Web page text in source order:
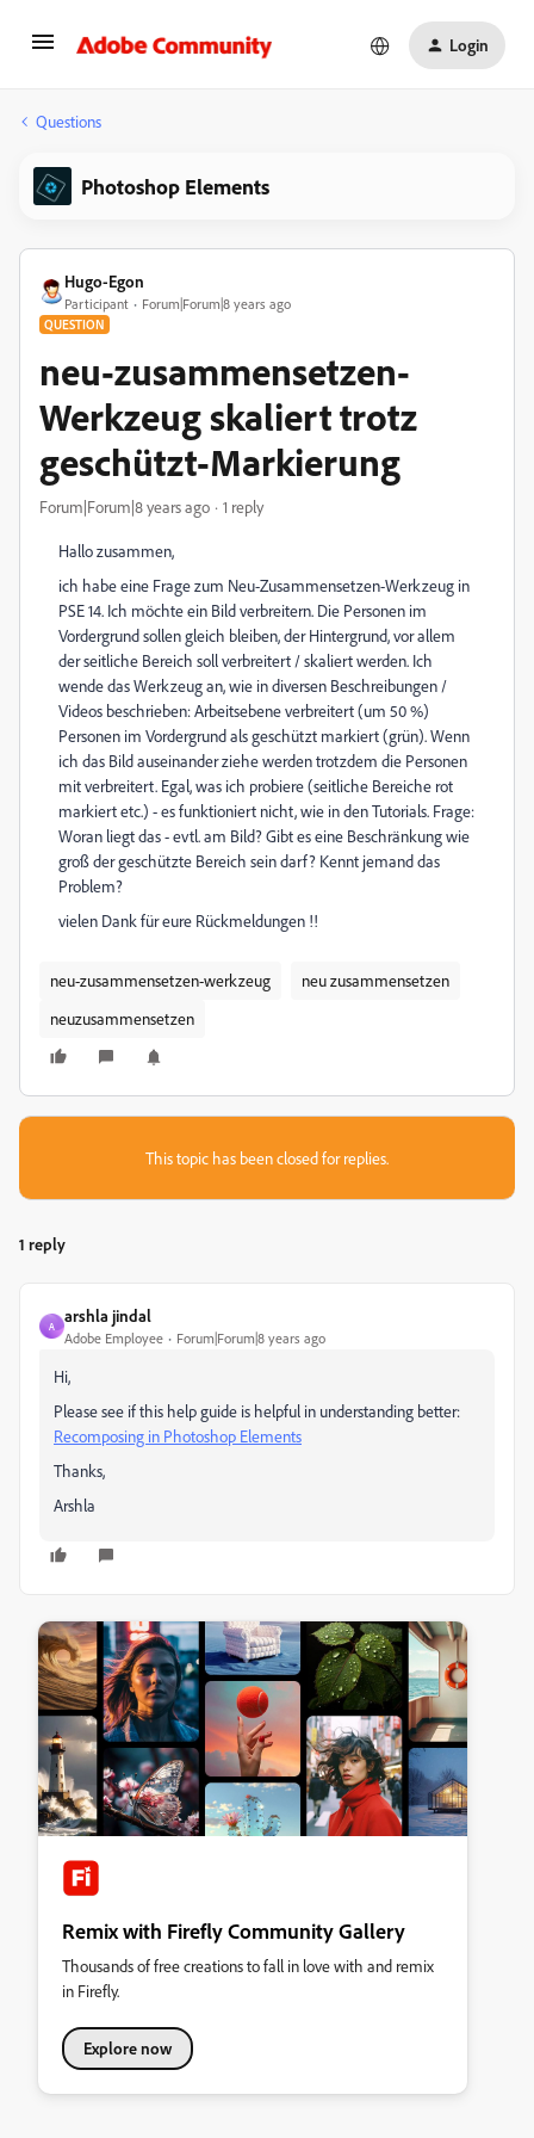
Login
Questions
Photoshop Elements
Hugo-Egon
Participant Forum|Forum|8 years ago
QUESTION
neu-zusammensetzen-
Werkzeug skaliert trotz
geschützt-Markierung
Forum|Forum|8 years ago 1 reply
Hallo zusammen,
ich habe eine Frage zum Neu-Zusammensetzen-Werkzeug in
PSE 14. Ich möchte ein Bild verbreitern. Die Personen im
Vordergrund sollen gleich bleiben, der Hintergrund, vor allem
der seitliche Bereich soll verbreitert / skaliert werden. Ich
wende das Werkzeug an, wie in diversen Beschreibungen /
Videos beschrieben: Arbeitsebene verbreitert (um 50 %)
Personen im Vordergrund als geschützt markiert (grün). Wenn
ich das Bild auseinander ziehe werden trotzdem die Personen
mit verbreitert. Egal, was ich probiere (seitliche Bereiche rot
markiert etc.) - es funktioniert nicht, wie in den Tutorials. Frage:
Woran liegt das - evtl. am Bild? Gibt es eine Beschränkung wie
groß der geschützte Bereich sein darf? Kennt jemand das
Problem?
vielen Dank für eure Rückmeldungen !!
neu-zusammensetzen-werkzeug
neu zusammensetzen
neuzusammensetzen
This topic has been closed for replies.
1 reply
A
arshla jindal
Adobe Employee Forum|Forum|8 years ago
Hi,
Please see if this help guide is helpful in understanding better:
Recomposing in Photoshop Elements
Thanks,
Arshla
Remix with Firefly Community Gallery
Thousands of free creations to fall in love with and remix
in Firefly.
Explore now